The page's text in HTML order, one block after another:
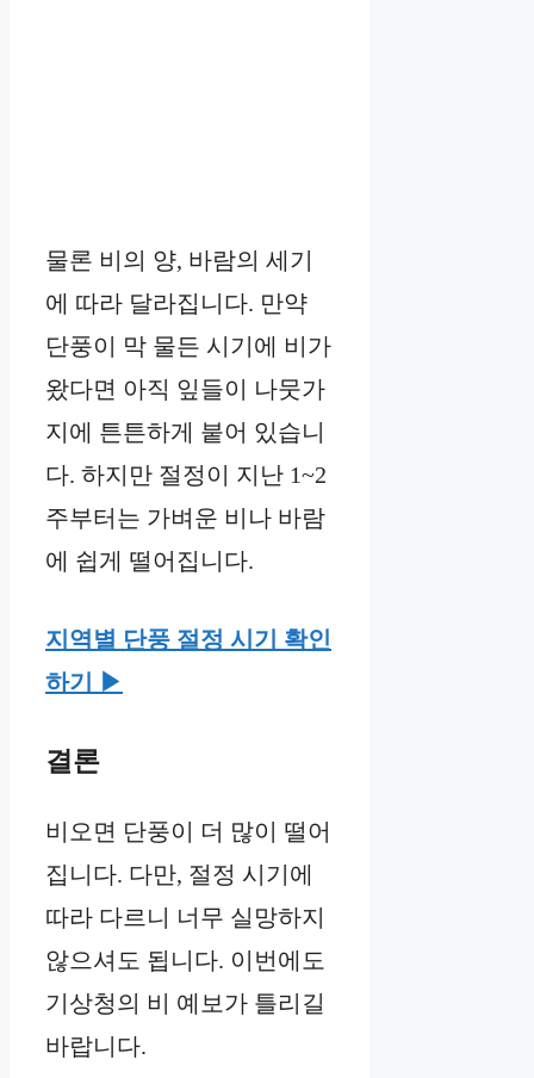
물론 비의 양, 바람의 세기
에 따라 달라집니다. 만약
단풍이 막 물든 시기에 비가
왔다면 아직 잎들이 나뭇가
지에 튼튼하게 붙어 있습니
다. 하지만 절정이 지난 1~2
주부터는 가벼운 비나 바람
에 쉽게 떨어집니다.
지역별 단풍 절정 시기 확인
하기 ▶︎
결론
비오면 단풍이 더 많이 떨어
집니다. 다만, 절정 시기에
따라 다르니 너무 실망하지
않으셔도 됩니다. 이번에도
기상청의 비 예보가 틀리길
바랍니다.